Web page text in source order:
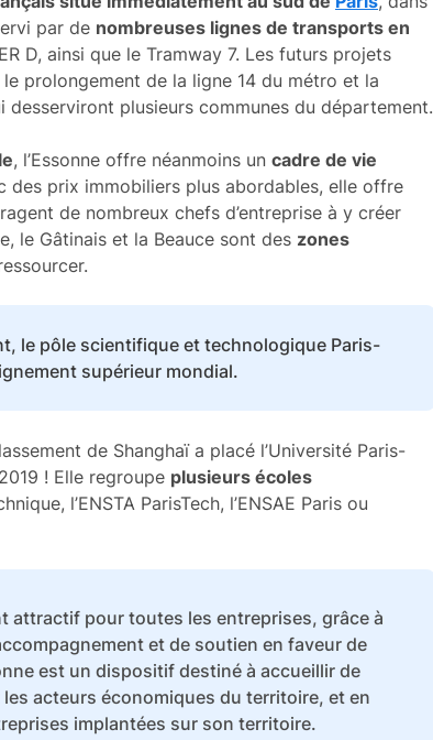
par de nombreuses lignes de transports en
D, ainsi que le Tramway 7. Les futurs projets
prolongement de la ligne 14 du métro et la
plusieurs communes du département.
, l’Essonne offre néanmoins un cadre de vie
des prix immobiliers plus abordables, elle offre
de nombreux chefs d’entreprise à y créer
le Gâtinais et la Beauce sont des zones
le pôle scientifique et technologique Paris-
supérieur mondial.
de Shanghaï a placé l’Université Paris-
! Elle regroupe plusieurs écoles
l’ENSTA ParisTech, l’ENSAE Paris ou
attractif pour toutes les entreprises, grâce à
et de soutien en faveur de
est un dispositif destiné à accueillir de
acteurs économiques du territoire, et en
implantées sur son territoire.